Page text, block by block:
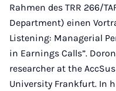
Rahmen des TRR 266/
Department) einen
Listening: Managerial
in Earnings Calls”.
researcher at the
University Frankfurt. In